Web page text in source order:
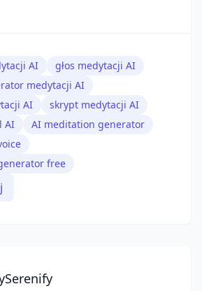
AI
głos medytacji AI
medytacji AI
AI
skrypt medytacji AI
AI
AI meditation generator
free